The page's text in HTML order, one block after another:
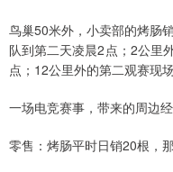
鸟巢50米外，小卖部的烤肠
队到第二天凌晨2点；2公里
点；12公里外的第二观赛现
一场电竞赛事，带来的周边
零售：烤肠平时日销20根，